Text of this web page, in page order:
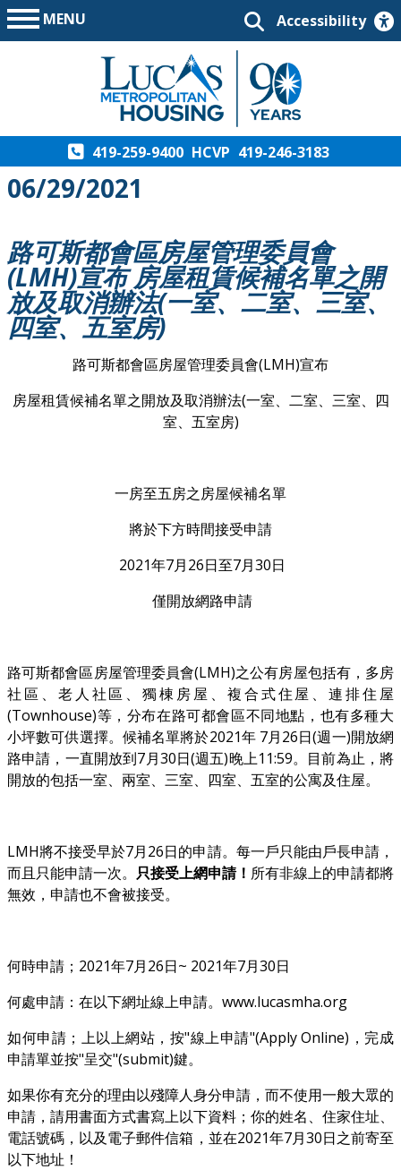
MENU Accessibility
419-259-9400 HCVP 419-246-3183
06/29/2021
路可斯都會區房屋管理委員會
(LMH)宣布 房屋租賃候補名單之開
放及取消辦法(一室、二室、三室、
四室、五室房)
路可斯都會區房屋管理委員會(LMH)宣布
房屋租賃候補名單之開放及取消辦法(一室、二室、三室、四
室、五室房)
一房至五房之房屋候補名單
將於下方時間接受申請
2021年7月26日至7月30日
僅開放網路申請
路可斯都會區房屋管理委員會(LMH)之公有房屋包括有，多房
社區、老人社區、獨棟房屋、複合式住屋、連排住屋
(Townhouse)等，分布在路可都會區不同地點，也有多種大
小坪數可供選擇。候補名單將於2021年 7月26日(週一)開放網
路申請，一直開放到7月30日(週五)晚上11:59。目前為止，將
開放的包括一室、兩室、三室、四室、五室的公寓及住屋。
LMH將不接受早於7月26日的申請。每一戶只能由戶長申請，
而且只能申請一次。 只接受上網申請！ 所有非線上的申請都將
無效，申請也不會被接受。
何時申請；2021年7月26日~ 2021年7月30日
何處申請：在以下網址線上申請。www.lucasmha.org
如何申請；上以上網站，按"線上申請"(Apply Online)，完成
申請單並按"呈交"(submit)鍵。
如果你有充分的理由以殘障人身分申請，而不使用一般大眾的
申請，請用書面方式書寫上以下資料；你的姓名、住家住址、
電話號碼，以及電子郵件信箱，並在2021年7月30日之前寄至
以下地址！